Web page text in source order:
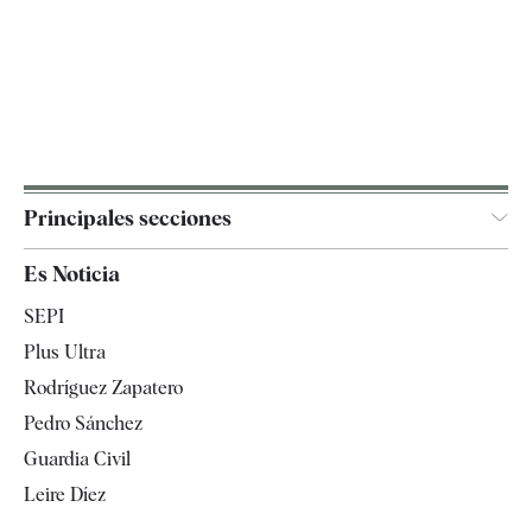
Principales secciones
Televisión
Es Noticia
SEPI
Plus Ultra
Rodríguez Zapatero
Pedro Sánchez
Guardia Civil
Leire Díez